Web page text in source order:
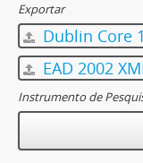
Exportar
Dublin Core
EAD 2002
Instrumento de